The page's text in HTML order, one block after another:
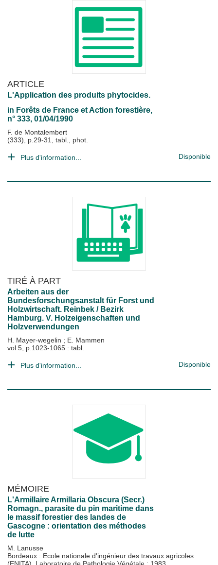
ARTICLE
L'Application des produits phytocides.
in Forêts de France et Action forestière,
n° 333, 01/04/1990
F. de Montalembert
(333), p.29-31, tabl., phot.
Plus d'information... Disponible
TIRÉ À PART
Arbeiten aus der
Bundesforschungsanstalt für Forst und
Holzwirtschaft. Reinbek / Bezirk
Hamburg. V. Holzeigenschaften und
Holzverwendungen
H. Mayer-wegelin ; E. Mammen
vol 5, p.1023-1065 : tabl.
Plus d'information... Disponible
MÉMOIRE
L'Armillaire Armillaria Obscura (Secr.)
Romagn., parasite du pin maritime dans
le massif forestier des landes de
Gascogne : orientation des méthodes
de lutte
M. Lanusse
Bordeaux : Ecole nationale d'ingénieur des travaux agricoles